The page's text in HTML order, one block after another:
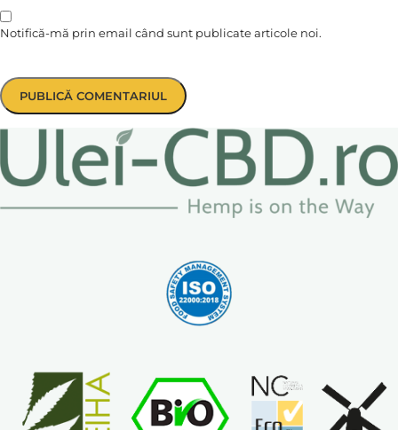
Notifică-mă prin email când sunt publicate articole noi.